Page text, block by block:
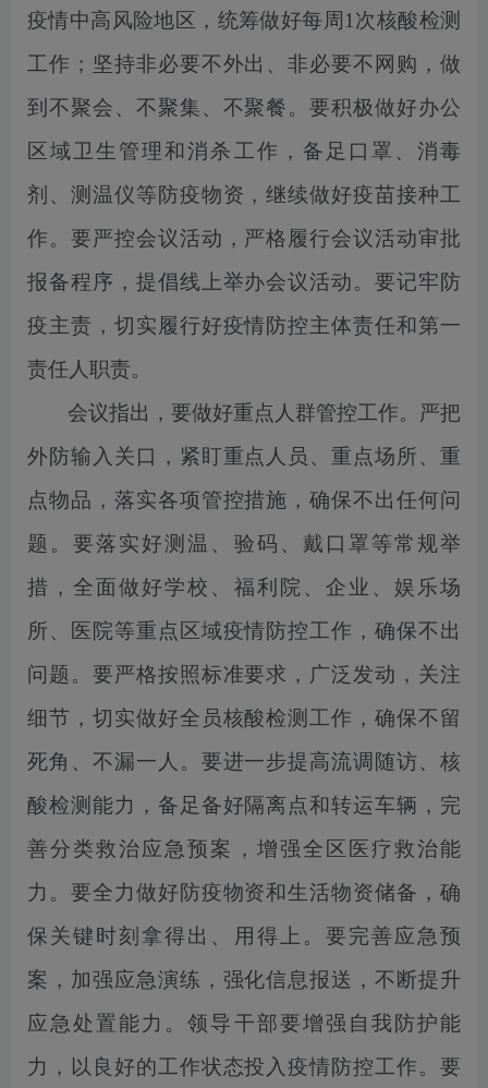
疫情中高风险地区，统筹做好每周1次核酸检测
工作；坚持非必要不外出、非必要不网购，做
到不聚会、不聚集、不聚餐。要积极做好办公
区域卫生管理和消杀工作，备足口罩、消毒
剂、测温仪等防疫物资，继续做好疫苗接种工
作。要严控会议活动，严格履行会议活动审批
报备程序，提倡线上举办会议活动。要记牢防
疫主责，切实履行好疫情防控主体责任和第一
责任人职责。
会议指出，要做好重点人群管控工作。严把
外防输入关口，紧盯重点人员、重点场所、重
点物品，落实各项管控措施，确保不出任何问
题。要落实好测温、验码、戴口罩等常规举
措，全面做好学校、福利院、企业、娱乐场
所、医院等重点区域疫情防控工作，确保不出
问题。要严格按照标准要求，广泛发动，关注
细节，切实做好全员核酸检测工作，确保不留
死角、不漏一人。要进一步提高流调随访、核
酸检测能力，备足备好隔离点和转运车辆，完
善分类救治应急预案，增强全区医疗救治能
力。要全力做好防疫物资和生活物资储备，确
保关键时刻拿得出、用得上。要完善应急预
案，加强应急演练，强化信息报送，不断提升
应急处置能力。领导干部要增强自我防护能
力，以良好的工作状态投入疫情防控工作。要